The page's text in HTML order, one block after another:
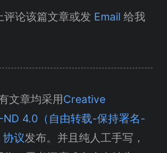
评论该篇文章或发 Email 给我
文章均采用Creative
4.0（自由转载-保持署名-
议发布。并且纯人工手写，